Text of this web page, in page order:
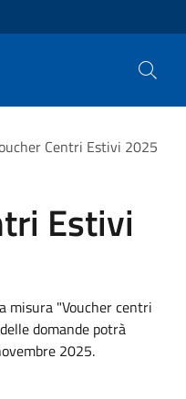
Centri Estivi 2025
Estivi
misura "Voucher centri
domande potrà
2025.